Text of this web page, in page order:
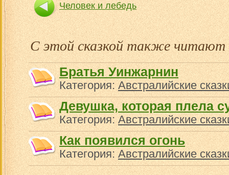
Человек и лебедь
С этой сказкой также читают
Братья Уинжарнин
Категория:Австралийские
Девушка, которая плела
Категория:Австралийские
Как появился огонь
Категория:Австралийские